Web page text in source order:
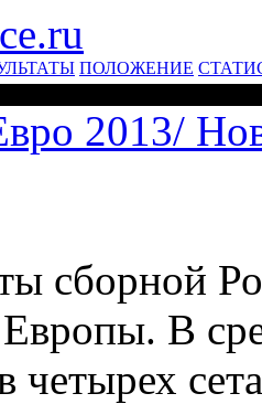
ПОЛОЖЕНИЕ
2013/
сборной
В
четырех